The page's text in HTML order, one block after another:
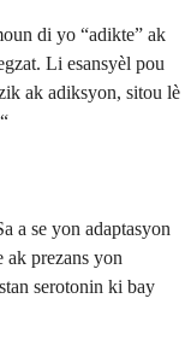
di yo “adikte” ak
Li esansyèl pou
ak adiksyon, sitou lè
“
a se yon adaptasyon
prezans yon
serotonin ki bay